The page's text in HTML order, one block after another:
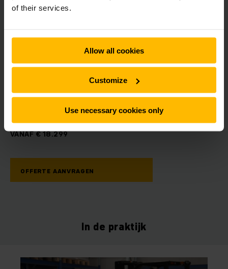
of their services.
Allow all cookies
Customize
Use necessary cookies only
Elektrische heftruck CBH 2.0 | 2.5 | 3.0 | 3.5
Hefhoogte:3.300 tot 4.800 mm
: lithium-ion 80V
Standaard voorzien van side shift, verlichting en
VANAF € 18.299
OFFERTE AANVRAGEN
In de praktijk